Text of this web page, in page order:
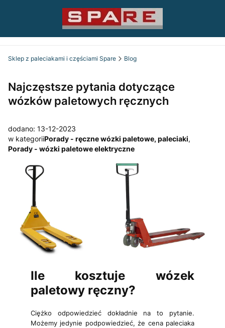
Sklep z paleciakami i częściami Spare Blog
Najczęstsze pytania dotyczące
wózków paletowych ręcznych
dodano: 13-12-2023
w kategoriiPorady - ręczne wózki paletowe, paleciaki,
Porady - wózki paletowe elektryczne
Ile kosztuje wózek
paletowy ręczny?
Ciężko odpowiedzieć dokładnie na to pytanie.
Możemy jedynie podpowiedzieć, że cena paleciaka